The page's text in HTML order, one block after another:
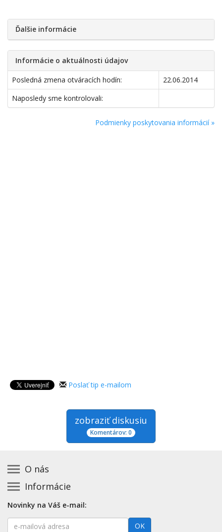
Ďalšie informácie
Informácie o aktuálnosti údajov
Posledná zmena otváracích hodín:
22.06.2014
Naposledy sme kontrolovali:
Podmienky poskytovania informácií »
Poslať tip e-mailom
zobraziť diskusiu
Komentárov: 0
O nás
Kontakt na prevádzkovateľa
Zásady používania cookies
Prehlásenie o prístupnosti
Informácie
Základná registrácia otváracích hodín zadarmo
Platené služby
Novinky na Váš e-mail:
E-
OK